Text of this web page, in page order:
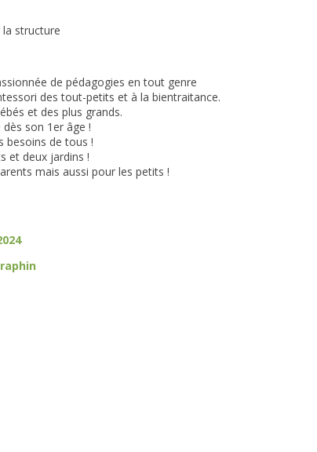
structure
de pédagogies en tout genre
des tout-petits et à la bientraitance.
et des plus grands.
son 1er âge !
besoins de tous !
et deux jardins !
mais aussi pour les petits !